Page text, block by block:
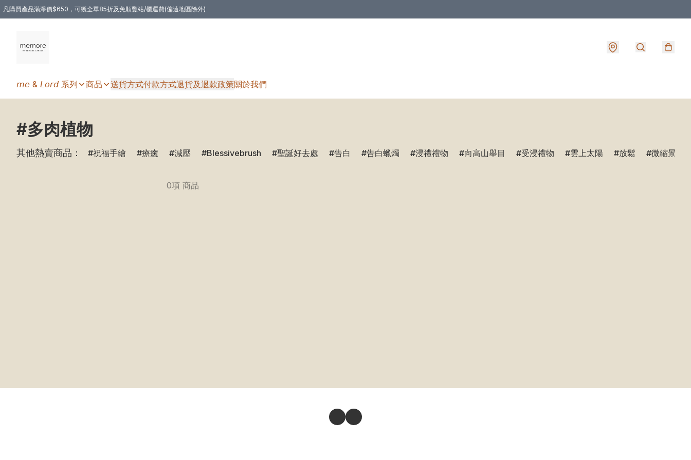
凡購買產品滿淨價$650，可獲全單85折及免順豐站/櫃運費(偏遠地區除外)
𝘮𝘦 & 𝘓𝘰𝘳𝘥 系列 商品 送貨方式付款方式退貨及退款政策關於我們
#多肉植物
其他熱賣商品： 祝福手繪 療癒 減壓 Blessivebrush 聖誕好去處 告白 告白蠟燭 浸禮禮物 向高山舉目 受浸禮物 雲上太陽 放鬆 微縮景觀
0項 商品